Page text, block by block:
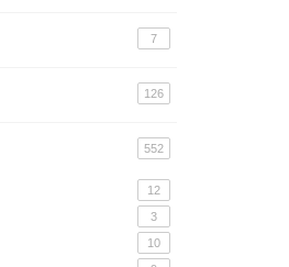
7
126
552
12
3
10